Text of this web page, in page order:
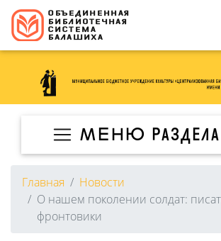
МЕНЮ раздела
Главная
Новости
О нашем поколении солдат:
фронтовики